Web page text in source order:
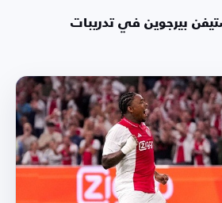
بيرجوين في تدريبات